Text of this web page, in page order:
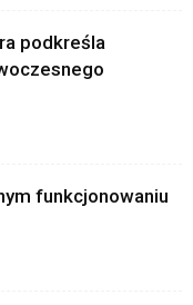
podkreśla
funkcjonowaniu